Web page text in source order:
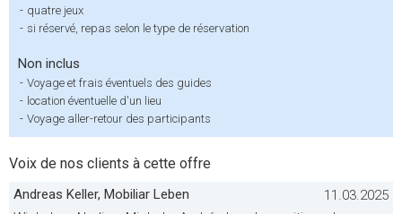
- quatre jeux
- si réservé, repas selon le type de réservation
Non inclus
- Voyage et frais éventuels des guides
- location éventuelle d'un lieu
- Voyage aller-retour des participants
Voix de nos clients à cette offre
Andreas Keller, Mobiliar Leben
11.03.2025